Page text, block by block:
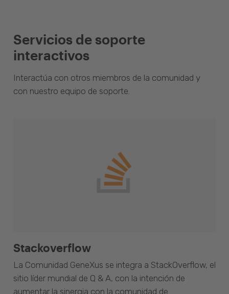
Servicios de soporte
interactivos
Interactúa con otros miembros de la comunidad y
con nuestro equipo de soporte.
Stackoverflow
La Comunidad GeneXus se integra a StackOverflow, el
sitio líder mundial de Q & A, con la intención de
aumentar la sinergia con la comunidad de